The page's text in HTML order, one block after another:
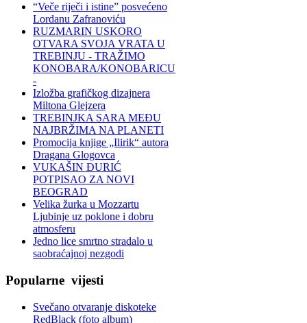
“Veče riječi i istine” posvećeno
Lordanu Zafranoviću
RUZMARIN USKORO
OTVARA SVOJA VRATA U
TREBINJU - TRAŽIMO
KONOBARA/KONOBARICU
-
Izložba grafičkog dizajnera
Miltona Glejzera
TREBINЈKA SARA MEĐU
NAJBRŽIMA NA PLANETI
Promocija knjige „Ilirik“ autora
Dragana Glogovca
VUKAŠIN ĐURIĆ
POTPISAO ZA NOVI
BEOGRAD
Velika žurka u Mozzartu
Ljubinje uz poklone i dobru
atmosferu
Jedno lice smrtno stradalo u
saobraćajnoj nezgodi
Popularne vijesti
Svečano otvaranje diskoteke
RedBlack (foto album)